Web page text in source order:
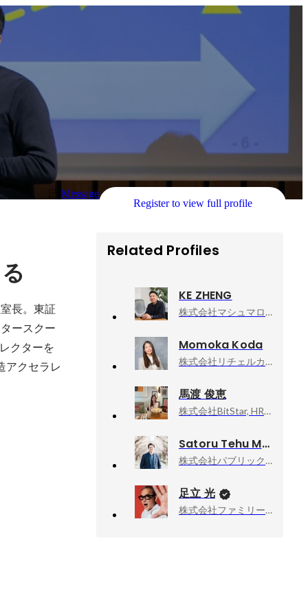
Message
Register to view full profile
⻑。東証
ースクー
クターを
アクセラレ
Related Profiles
KE ZHENG
株式会社マシュマロエンタメ, CEO & Founder
Momoka Koda
株式会社リチェルカ, 共同創業者 兼 取締役
馬渡 俊恵
株式会社BitStar, HR部 採用担当
Satoru Tehu Morimiya
株式会社パブリックテクノロジーズ, 取締役CTO
足立 光
株式会社ファミリーマート, チーフ・マーケティング・オフィサー（CMO）